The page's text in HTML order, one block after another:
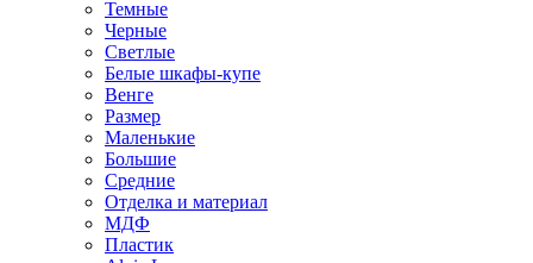
Темные
Черные
Светлые
Белые шкафы-купе
Венге
Размер
Маленькие
Большие
Средние
Отделка и материал
МДФ
Пластик